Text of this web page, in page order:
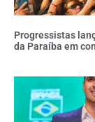
Progressistas
da Paraíba em